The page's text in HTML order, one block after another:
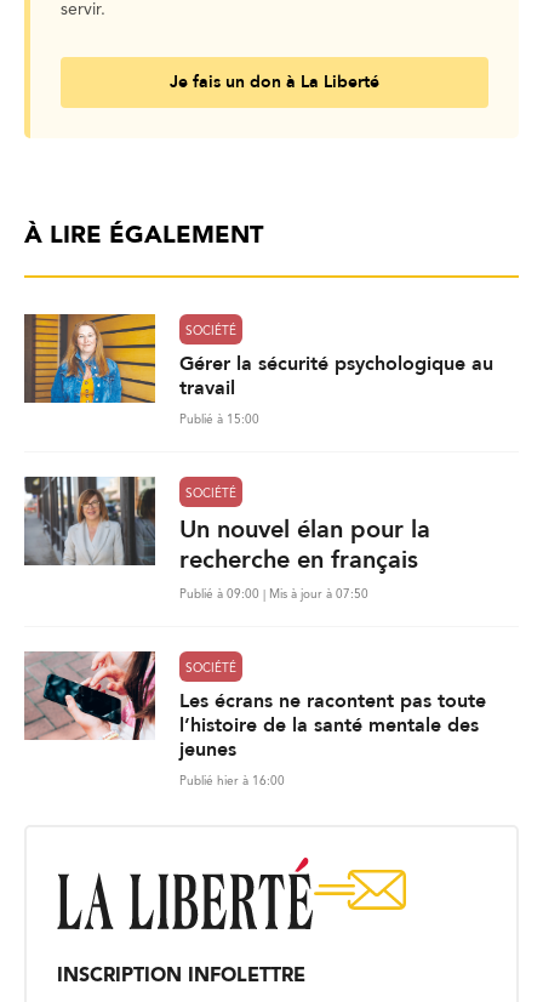
servir.
Je fais un don à La Liberté
À LIRE ÉGALEMENT
SOCIÉTÉ
Gérer la sécurité psychologique au
travail
Publié à 15:00
SOCIÉTÉ
Un nouvel élan pour la
recherche en français
Publié à 09:00 | Mis à jour à 07:50
SOCIÉTÉ
Les écrans ne racontent pas toute
l’histoire de la santé mentale des
jeunes
Publié hier à 16:00
INSCRIPTION INFOLETTRE